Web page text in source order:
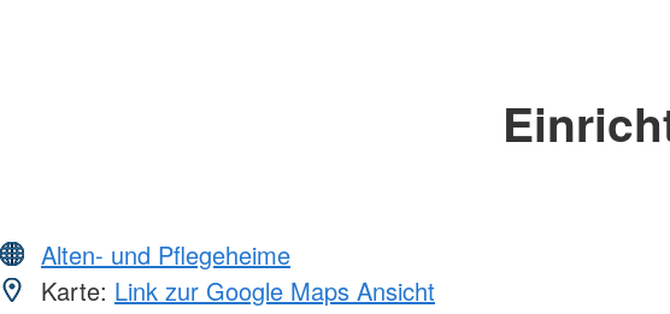
Alten- und Pflegeheime
Karte: Link zur Google Maps Ansicht